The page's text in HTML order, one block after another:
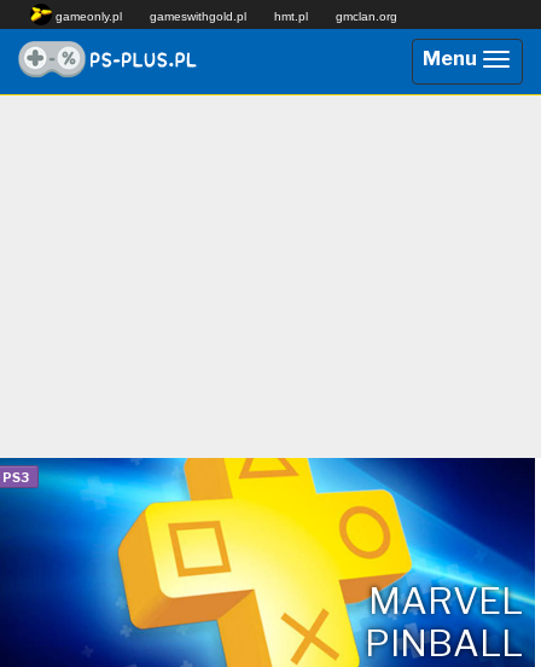
gameonly.pl gameswithgold.pl hmt.pl gmclan.org
Menu
PS3
MARVEL
PINBALL